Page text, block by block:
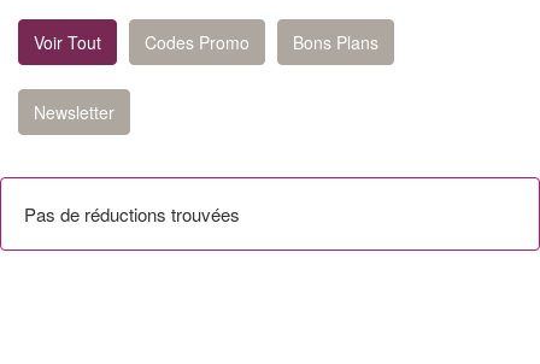
Voir Tout Codes Promo Bons Plans
Newsletter
Pas de réductions trouvées